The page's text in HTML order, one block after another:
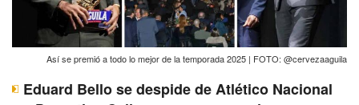
Así se premió a todo lo mejor de la temporada 2025 | FOTO: @cervezaaguila
Eduard Bello se despide de Atlético Nacional